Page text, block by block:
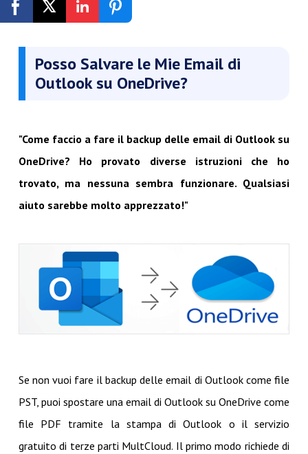
Posso Salvare le Mie Email di
Outlook su OneDrive?
"Come faccio a fare il backup delle email di Outlook su
OneDrive? Ho provato diverse istruzioni che ho
trovato, ma nessuna sembra funzionare. Qualsiasi
aiuto sarebbe molto apprezzato!"
Se non vuoi fare il backup delle email di Outlook come file
PST, puoi spostare una email di Outlook su OneDrive come
file PDF tramite la stampa di Outlook o il servizio
gratuito di terze parti MultCloud. Il primo modo richiede di